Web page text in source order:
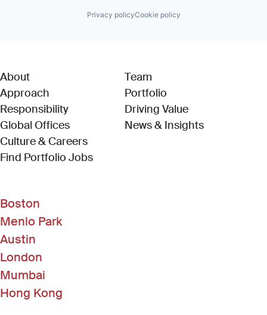
Privacy policyCookie policy
About
Approach
Responsibility
Global Offices
Culture & Careers
Find Portfolio Jobs(Link opens in new window)
Team
Portfolio
Driving Value
News & Insights
Boston
Menlo Park
Austin
London
Mumbai
Hong Kong